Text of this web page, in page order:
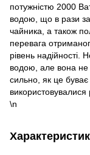
потужністю 2000
водою, що в рази
чайника, а також
перевага
рівень надійності.
водою, але вона не
сильно, як це буває
використовувалися
\n